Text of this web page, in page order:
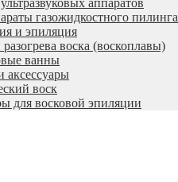
аппаратов
газожидкостного пилинга
и эпиляция
воска (воскоплавы)
ванны
аксессуары
воск
для восковой эпиляции